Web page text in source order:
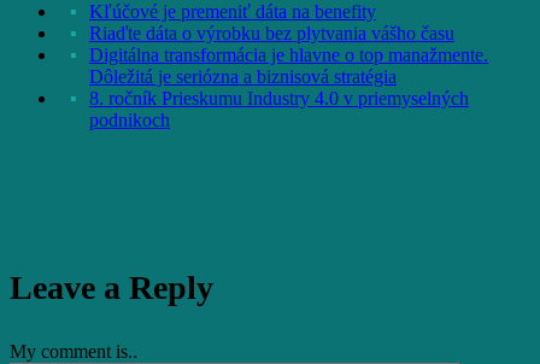
Kľúčové je premeniť dáta na benefity
Riaďte dáta o výrobku bez plytvania vášho času
Digitálna transformácia je hlavne o top manažmente.
Dôležitá je seriózna a biznisová stratégia
8. ročník Prieskumu Industry 4.0 v priemyselných
podnikoch
Leave a Reply
My comment is..